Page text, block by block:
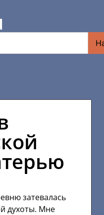
затевалась
духоты. Мне